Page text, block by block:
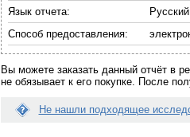
Язык отчета:
Русский
Способ предоставления:
Вы можете заказать данный отчёт в
не обязывает к его покупке. После
Не нашли подходящее